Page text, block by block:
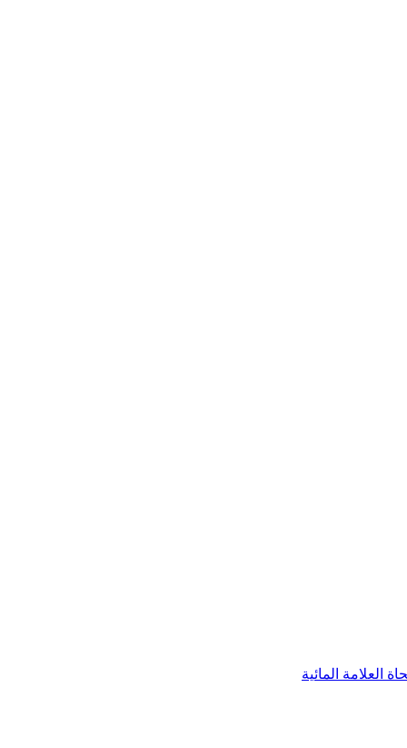
العلامة المائية